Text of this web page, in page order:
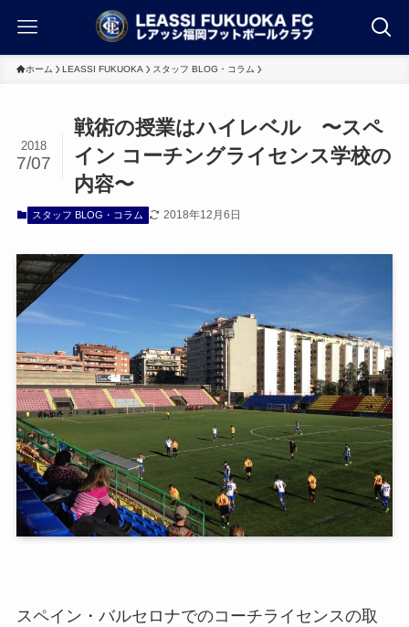
ホーム LEASSI FUKUOKA スタッフ BLOG・コラム
戦術の授業はハイレベル 〜スペ
イン コーチングライセンス学校の
内容〜
2018
7/07
スタッフ BLOG・コラム 2018年12月6日
スペイン・バルセロナでのコーチライセンスの取